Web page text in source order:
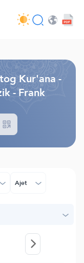
Kur'ana -
- Frank
Ajet